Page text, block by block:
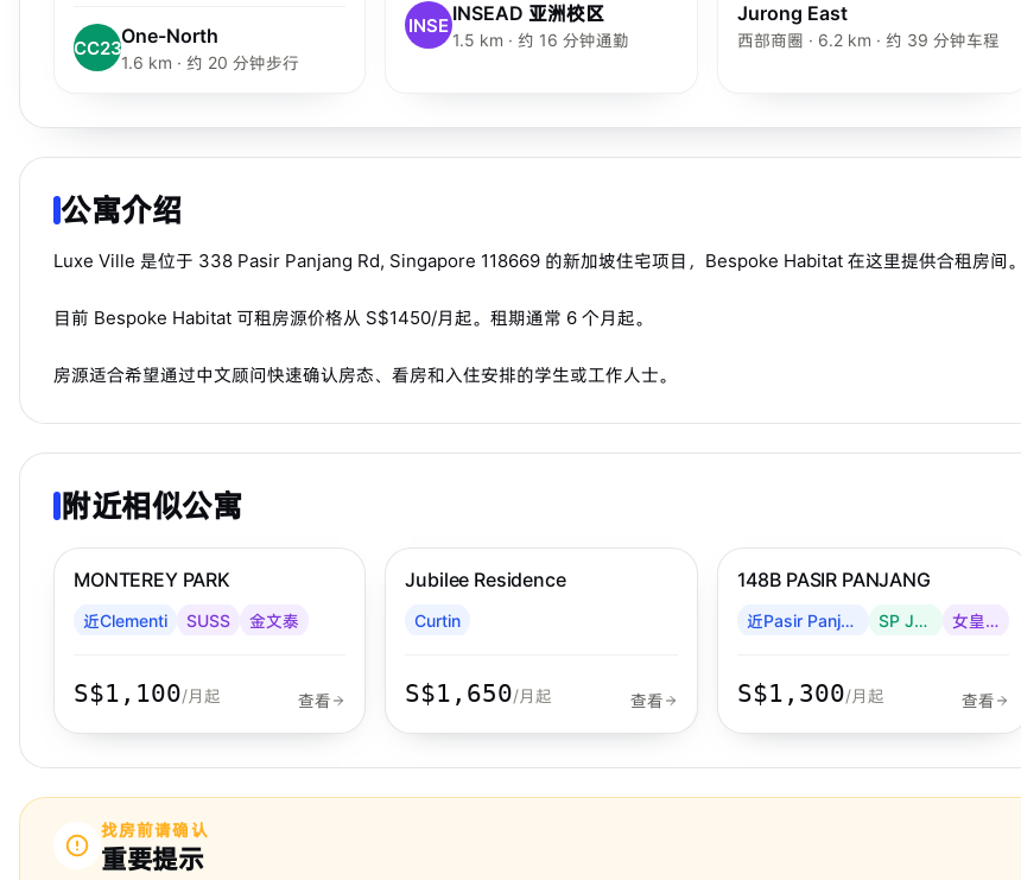
CC23One-North
1.6 km · 约 20 分钟步行
INSE INSEAD 亚洲校区
1.5 km · 约 16 分钟通勤
Jurong East
西部商圈 · 6.2 km · 约 39 分钟车程
公寓介绍
Luxe Ville 是位于 338 Pasir Panjang Rd, Singapore 118669 的新加坡住宅项目，Bespoke Habitat 在这里提供合租房间。
目前 Bespoke Habitat 可租房源价格从 S$1450/月起。租期通常 6 个月起。
房源适合希望通过中文顾问快速确认房态、看房和入住安排的学生或工作人士。
附近相似公寓
步行 23 分钟到 MRT
MONTEREY PARK
近Clementi SUSS 金文泰
S$1,100/月起 查看
Jubilee Residence
Curtin
S$1,650/月起 查看
148B PASIR PANJANG
近Pasir Panjang SP Jain 女皇镇
S$1,300/月起 查看
找房前请确认
重要提示